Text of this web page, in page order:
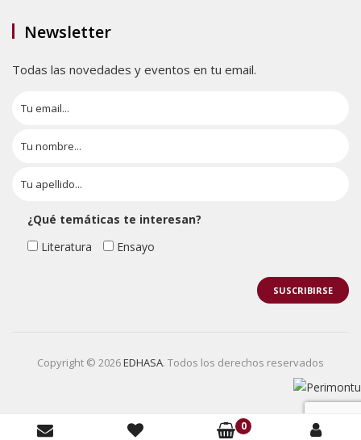
Newsletter
Todas las novedades y eventos en tu email.
¿Qué temáticas te interesan?
Literatura
Ensayo
Copyright © 2026EDHASA. Todos los derechos reservados
0